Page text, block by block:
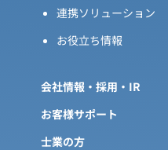
連携ソリューション
お役立ち情報
会社情報・採用・IR
お客様サポート
士業の方